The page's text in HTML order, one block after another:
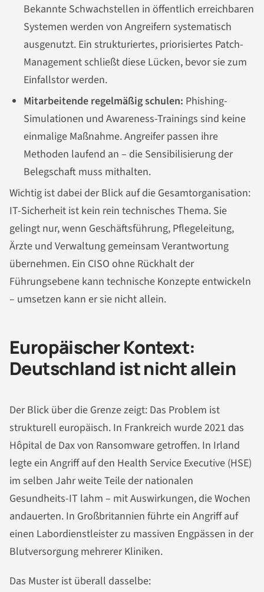
Bekannte Schwachstellen in öffentlich erreichbaren
Systemen werden von Angreifern systematisch
ausgenutzt. Ein strukturiertes, priorisiertes Patch-
Management schließt diese Lücken, bevor sie zum
Einfallstor werden.
Mitarbeitende regelmäßig schulen: Phishing-
Simulationen und Awareness-Trainings sind keine
einmalige Maßnahme. Angreifer passen ihre
Methoden laufend an – die Sensibilisierung der
Belegschaft muss mithalten.
Wichtig ist dabei der Blick auf die Gesamtorganisation:
IT-Sicherheit ist kein rein technisches Thema. Sie
gelingt nur, wenn Geschäftsführung, Pflegeleitung,
Ärzte und Verwaltung gemeinsam Verantwortung
übernehmen. Ein CISO ohne Rückhalt der
Führungsebene kann technische Konzepte entwickeln
– umsetzen kann er sie nicht allein.
Europäischer Kontext:
Deutschland ist nicht allein
Der Blick über die Grenze zeigt: Das Problem ist
strukturell europäisch. In Frankreich wurde 2021 das
Hôpital de Dax von Ransomware getroffen. In Irland
legte ein Angriff auf den Health Service Executive (HSE)
im selben Jahr weite Teile der nationalen
Gesundheits-IT lahm – mit Auswirkungen, die Wochen
andauerten. In Großbritannien führte ein Angriff auf
einen Labordienstleister zu massiven Engpässen in der
Blutversorgung mehrerer Kliniken.
Das Muster ist überall dasselbe: